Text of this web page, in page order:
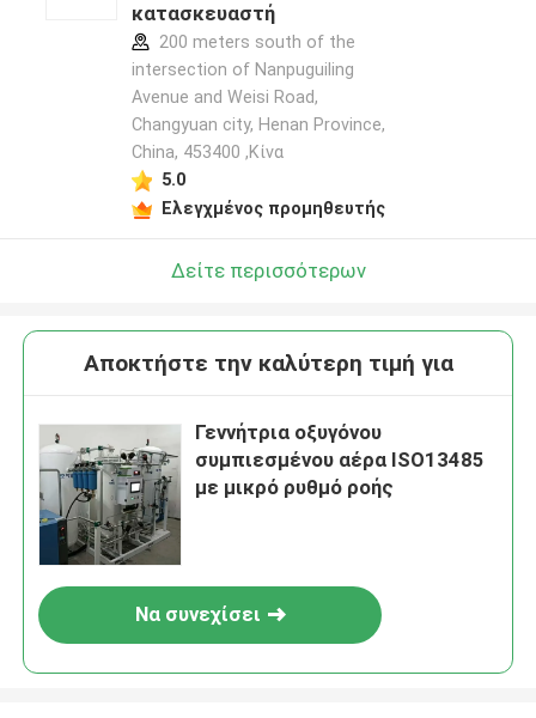
κατασκευαστή
200 meters south of the
intersection of Nanpuguiling
Avenue and Weisi Road,
Changyuan city, Henan Province,
China, 453400 ,Κίνα
5.0
Ελεγχμένος προμηθευτής
Δείτε περισσότερων
Αποκτήστε την καλύτερη τιμή για
Γεννήτρια οξυγόνου
συμπιεσμένου αέρα ISO13485
με μικρό ρυθμό ροής
Να συνεχίσει